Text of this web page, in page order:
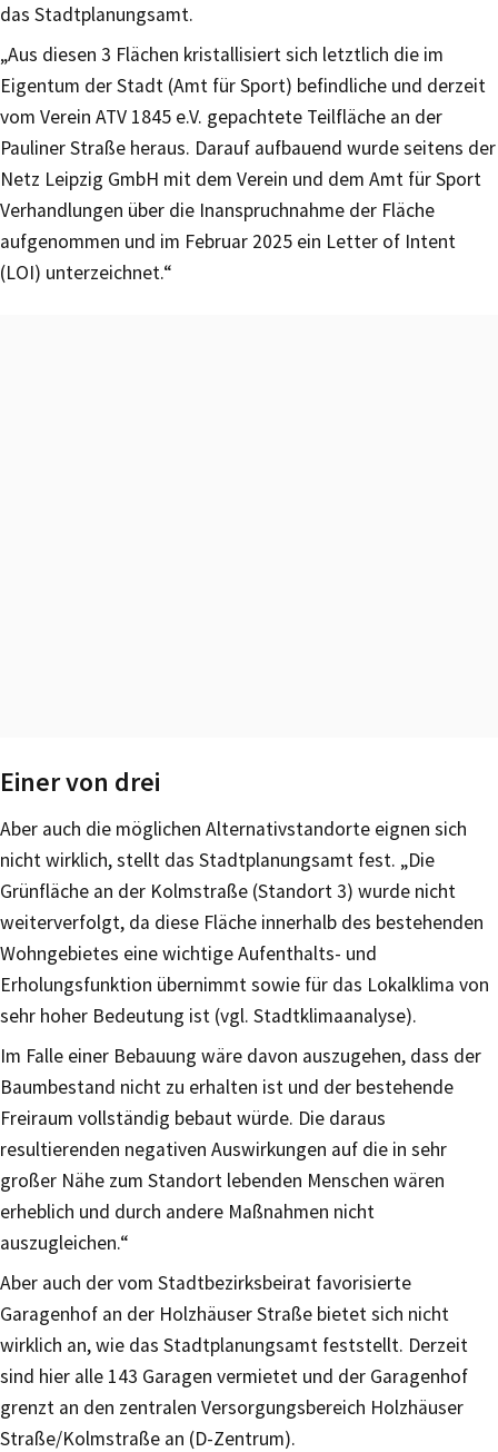
das Stadtplanungsamt.
„Aus diesen 3 Flächen kristallisiert sich letztlich die im
Eigentum der Stadt (Amt für Sport) befindliche und derzeit
vom Verein ATV 1845 e.V. gepachtete Teilfläche an der
Pauliner Straße heraus. Darauf aufbauend wurde seitens der
Netz Leipzig GmbH mit dem Verein und dem Amt für Sport
Verhandlungen über die Inanspruchnahme der Fläche
aufgenommen und im Februar 2025 ein Letter of Intent
(LOI) unterzeichnet.“
Einer von drei
Aber auch die möglichen Alternativstandorte eignen sich
nicht wirklich, stellt das Stadtplanungsamt fest. „Die
Grünfläche an der Kolmstraße (Standort 3) wurde nicht
weiterverfolgt, da diese Fläche innerhalb des bestehenden
Wohngebietes eine wichtige Aufenthalts- und
Erholungsfunktion übernimmt sowie für das Lokalklima von
sehr hoher Bedeutung ist (vgl. Stadtklimaanalyse).
Im Falle einer Bebauung wäre davon auszugehen, dass der
Baumbestand nicht zu erhalten ist und der bestehende
Freiraum vollständig bebaut würde. Die daraus
resultierenden negativen Auswirkungen auf die in sehr
großer Nähe zum Standort lebenden Menschen wären
erheblich und durch andere Maßnahmen nicht
auszugleichen.“
Aber auch der vom Stadtbezirksbeirat favorisierte
Garagenhof an der Holzhäuser Straße bietet sich nicht
wirklich an, wie das Stadtplanungsamt feststellt. Derzeit
sind hier alle 143 Garagen vermietet und der Garagenhof
grenzt an den zentralen Versorgungsbereich Holzhäuser
Straße/Kolmstraße an (D-Zentrum).